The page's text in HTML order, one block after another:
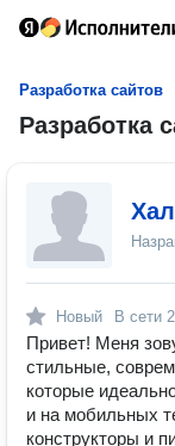
Разработка сайтов
Разработка
Новый В сети
Привет! Меня
стильные,
которые
и на мобильных
конструкторы и